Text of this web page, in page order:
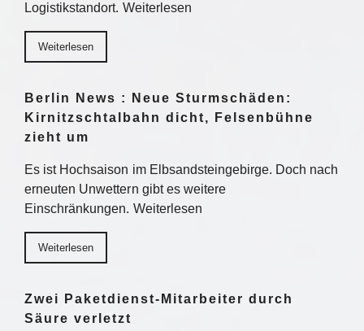
Logistikstandort. Weiterlesen
Weiterlesen
Berlin News : Neue Sturmschäden:
Kirnitzschtalbahn dicht, Felsenbühne
zieht um
Es ist Hochsaison im Elbsandsteingebirge. Doch nach
erneuten Unwettern gibt es weitere
Einschränkungen. Weiterlesen
Weiterlesen
Zwei Paketdienst-Mitarbeiter durch
Säure verletzt